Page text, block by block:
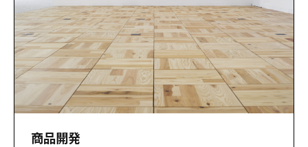
商品開発